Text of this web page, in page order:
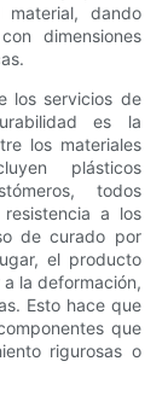
dando
dimensiones
los servicios de
es la
los materiales
plásticos
todos
a los
de curado por
el producto
la deformación,
Esto hace que
que
rigurosas o